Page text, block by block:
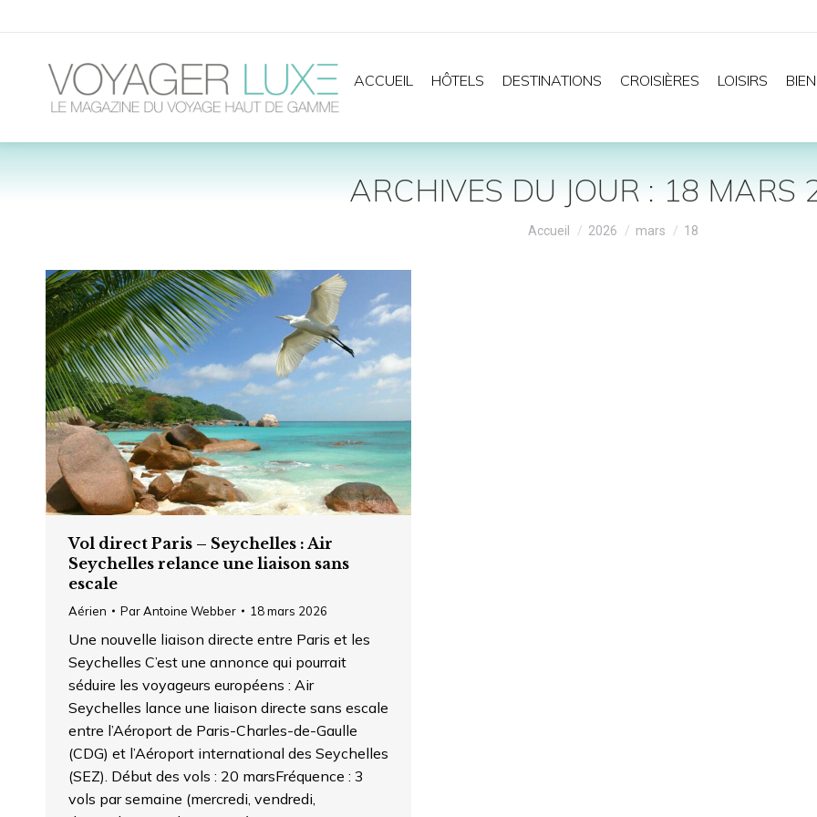
ACCUEIL HÔTELS DESTINATIONS CROISIÈRES LOISIRS
ARCHIVES DU JOUR :18 MARS
Vous êtes ici :
Accueil 2026 mars 18
Vol direct Paris – Seychelles : Air
Seychelles relance une liaison sans
escale
Aérien ParAntoine Webber 18 mars 2026
Une nouvelle liaison directe entre Paris et les
Seychelles C’est une annonce qui pourrait
séduire les voyageurs européens : Air
Seychelles lance une liaison directe sans escale
entre l’Aéroport de Paris-Charles-de-Gaulle
(CDG) et l’Aéroport international des Seychelles
(SEZ). Début des vols : 20 marsFréquence : 3
vols par semaine (mercredi, vendredi,